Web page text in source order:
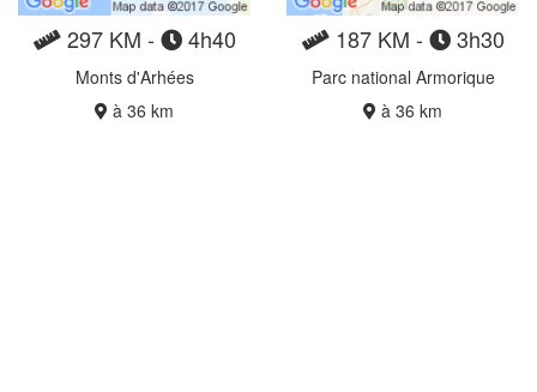
297 KM - 4h40
Monts d'Arhées
à 36 km
187 KM - 3h30
Parc national Armorique
à 36 km